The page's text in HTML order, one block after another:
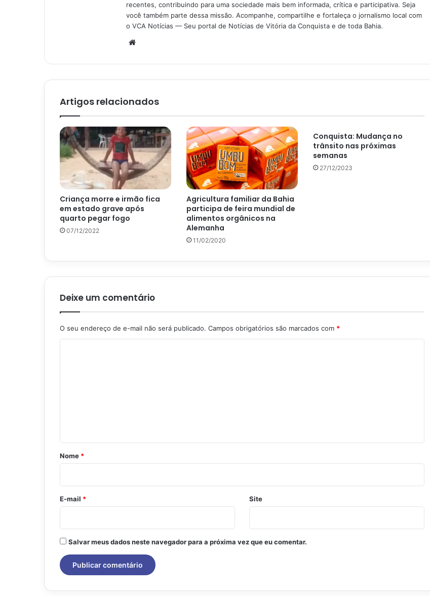
recentes, contribuindo para uma sociedade mais bem informada, crítica e participativa. Seja
você também parte dessa missão. Acompanhe, compartilhe e fortaleça o jornalismo local com
o VCA Notícias — Seu portal de Notícias de Vitória da Conquista e de toda Bahia.
Artigos relacionados
Criança morre e irmão fica
em estado grave após
quarto pegar fogo
07/12/2022
Agricultura familiar da Bahia
participa de feira mundial de
alimentos orgânicos na
Alemanha
11/02/2020
Conquista: Mudança no
trânsito nas próximas
semanas
27/12/2023
Deixe um comentário
O seu endereço de e-mail não será publicado. Campos obrigatórios são marcados com *
r
o
*
Nome *
E-mail * Site
Salvar meus dados neste navegador para a próxima vez que eu comentar.